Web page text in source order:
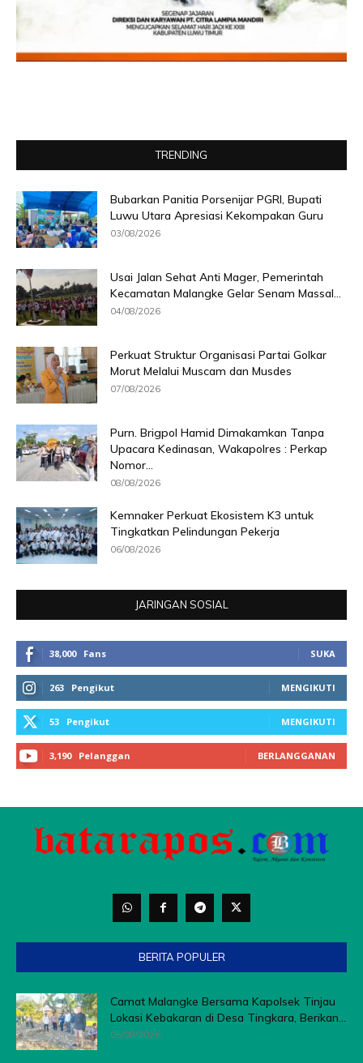
BERITA POPULER
Camat Malangke Bersama Kapolsek Tinjau
Lokasi Kebakaran di Desa Tingkara, Berikan...
05/08/2026